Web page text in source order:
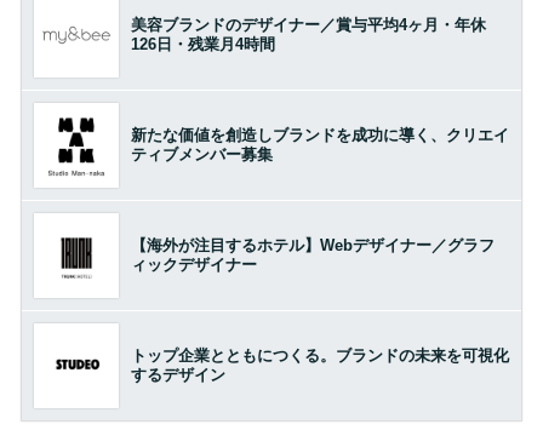
美容ブランドのデザイナー／賞与平均4ヶ月・年休
126日・残業月4時間
新たな価値を創造しブランドを成功に導く、クリエイ
ティブメンバー募集
【海外が注目するホテル】Webデザイナー／グラフ
ィックデザイナー
トップ企業とともにつくる。ブランドの未来を可視化
するデザイン